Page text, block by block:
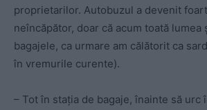
proprietarilor. Autobuzul a devenit
neîncăpător, doar că acum toată
bagajele, ca urmare am călătorit ca
în vremurile curente).
– Tot în stația de bagaje, înainte să urc